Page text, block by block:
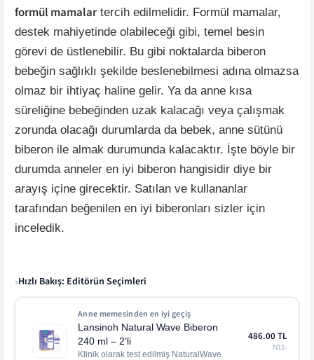
formül mamalartercih edilmelidir. Formül mamalar,
destek mahiyetinde olabileceği gibi, temel besin
görevi de üstlenebilir. Bu gibi noktalarda biberon
bebeğin sağlıklı şekilde beslenebilmesi adına olmazsa
olmaz bir ihtiyaç haline gelir. Ya da anne kısa
süreliğine bebeğinden uzak kalacağı veya çalışmak
zorunda olacağı durumlarda da bebek, anne sütünü
biberon ile almak durumunda kalacaktır. İşte böyle bir
durumda anneler en iyi biberon hangisidir diye bir
arayış içine girecektir. Satılan ve kullananlar
tarafından beğenilen en iyi biberonları sizler için
inceledik.
›Hızlı Bakış: Editörün Seçimleri
Anne memesinden en iyi geçiş
Lansinoh Natural Wave Biberon
240 ml – 2’li
Klinik olarak test edilmiş NaturalWave
486.00TL
N11 ›